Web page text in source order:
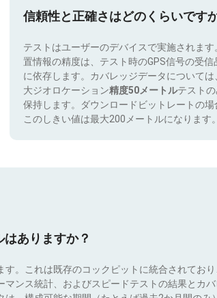
信頼性と正確さはどのくらいです
テストはユーザーのデバイスで実施されます
置情報の精度は、テスト時のGPS信号の受信
に依存します。カバレッジデータについては
大ジオロケーション精度50メートルテスト
保持します。ダウンロードビットレートの場
このしきい値は最大200メートルになります。
ありますか？
。これは既存のコックピットに統合されてお
ンス統計、およびスピードテストの結果とカバ